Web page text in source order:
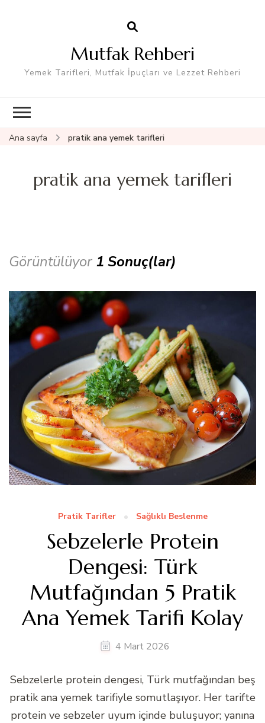
Mutfak Rehberi
Yemek Tarifleri, Mutfak İpuçları ve Lezzet Rehberi
Ana sayfa pratik ana yemek tarifleri
pratik ana yemek tarifleri
Görüntülüyor 1 Sonuç(lar)
Pratik Tarifler Sağlıklı Beslenme
Sebzelerle Protein
Dengesi: Türk
Mutfağından 5 Pratik
Ana Yemek Tarifi Kolay
4 Mart 2026
Sebzelerle protein dengesi, Türk mutfağından beş
pratik ana yemek tarifiyle somutlaşıyor. Her tarifte
protein ve sebzeler uyum içinde buluşuyor; yanına